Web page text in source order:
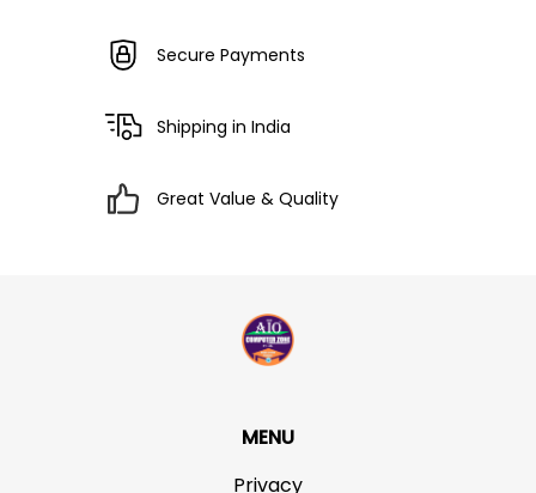
Secure Payments
Shipping in India
Great Value & Quality
MENU
Privacy